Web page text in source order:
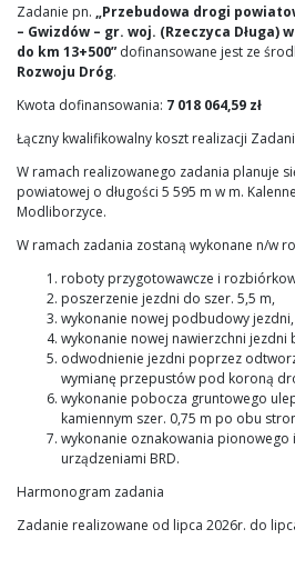
Zadanie pn. „Przebudowa drogi
– Gwizdów – gr. woj. (Rzeczyca Długa)
do km 13+500” dofinansowane jest ze
Rozwoju Dróg.
Kwota dofinansowania: 7 018 064,59 zł
Łączny kwalifikowalny koszt realizacji
W ramach realizowanego zadania planuje
powiatowej o długości 5 595 m w m.
Modliborzyce.
W ramach zadania zostaną wykonane n/w
roboty przygotowawcze i
poszerzenie jezdni do szer. 5,5 m,
wykonanie nowej podbudowy jezdni,
wykonanie nowej nawierzchni jezdni
odwodnienie jezdni poprzez
wymianę przepustów pod koroną
wykonanie pobocza gruntowego
kamiennym szer. 0,75 m po obu
wykonanie oznakowania
urządzeniami BRD.
Harmonogram zadania
Zadanie realizowane od lipca 2026r. do